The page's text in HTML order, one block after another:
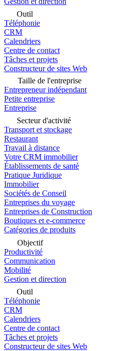
Outil
Téléphonie
CRM
Calendriers
Centre de contact
Tâches et projets
Constructeur de sites Web
Taille de l'entreprise
Entrepreneur indépendant
Petite entreprise
Entreprise
Secteur d'activité
Transport et stockage
Restaurant
Travail à distance
Votre CRM immobilier
Établissements de santé
Pratique Juridique
Immobilier
Sociétés de Conseil
Entreprises du voyage
Entreprises de Construction
Boutiques et e-commerce
Catégories de produits
Objectif
Productivité
Communication
Mobilité
Gestion et direction
Outil
Téléphonie
CRM
Calendriers
Centre de contact
Tâches et projets
Constructeur de sites Web